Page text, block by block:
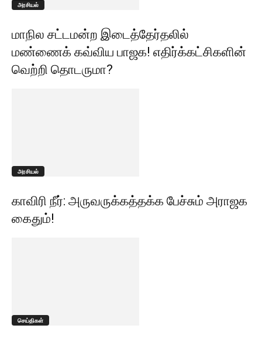
அரசியல்
மாநில சட்டமன்ற இடைத்தேர்தலில்
மண்ணைக் கவ்விய பாஜக! எதிர்க்கட்சிகளின்
வெற்றி தொடருமா?
அரசியல்
காவிரி நீர்: அருவருக்கத்தக்க பேச்சும் அராஜக
கைதும்!
செய்திகள்